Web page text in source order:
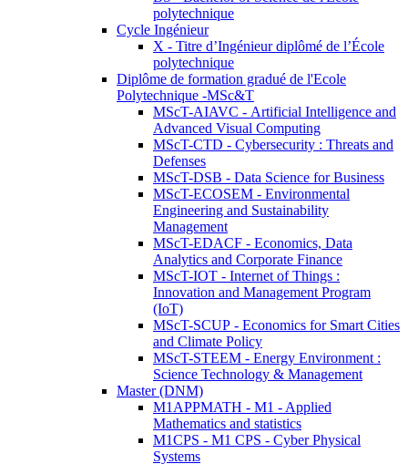
polytechnique
Cycle Ingénieur
X - Titre d’Ingénieur diplômé de l’École
polytechnique
Diplôme de formation gradué de l'Ecole
Polytechnique -MSc&T
MScT-AIAVC - Artificial Intelligence and
Advanced Visual Computing
MScT-CTD - Cybersecurity : Threats and
Defenses
MScT-DSB - Data Science for Business
MScT-ECOSEM - Environmental
Engineering and Sustainability
Management
MScT-EDACF - Economics, Data
Analytics and Corporate Finance
MScT-IOT - Internet of Things :
Innovation and Management Program
(IoT)
MScT-SCUP - Economics for Smart Cities
and Climate Policy
MScT-STEEM - Energy Environment :
Science Technology & Management
Master (DNM)
M1APPMATH - M1 - Applied
Mathematics and statistics
M1CPS - M1 CPS - Cyber Physical
Systems